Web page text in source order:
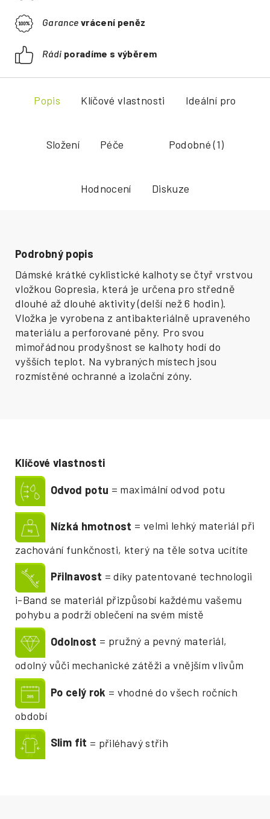
Garance vrácení peněz
Rádi poradíme s výběrem
Popis Klíčové vlastnosti Ideální pro
Složení Péče Podobné (1)
Hodnocení Diskuze
Podrobný popis
Dámské krátké cyklistické kalhoty se čtyř vrstvou
vložkou Gopresia, která je určena pro středně
dlouhé až dlouhé aktivity (delší než 6 hodin).
Vložka je vyrobena z antibakteriálně upraveného
materiálu a perforované pěny. Pro svou
mimořádnou prodyšnost se kalhoty hodí do
vyšších teplot. Na vybraných místech jsou
rozmístěné ochranné a izolační zóny.
Klíčové vlastnosti
Odvod potu = maximální odvod potu
Nízká hmotnost = velmi lehký materiál při
zachování funkčnosti, který na těle sotva ucítíte
Přilnavost = díky patentované technologii
i-Band se materiál přizpůsobí každému vašemu
pohybu a podrží oblečení na svém místě
Odolnost = pružný a pevný materiál,
odolný vůči mechanické zátěži a vnějším vlivům
Po celý rok = vhodné do všech ročních
období
Slim fit = přiléhavý střih